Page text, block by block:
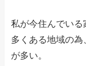
私が今住んでいる
多くある地域の為
が多い。